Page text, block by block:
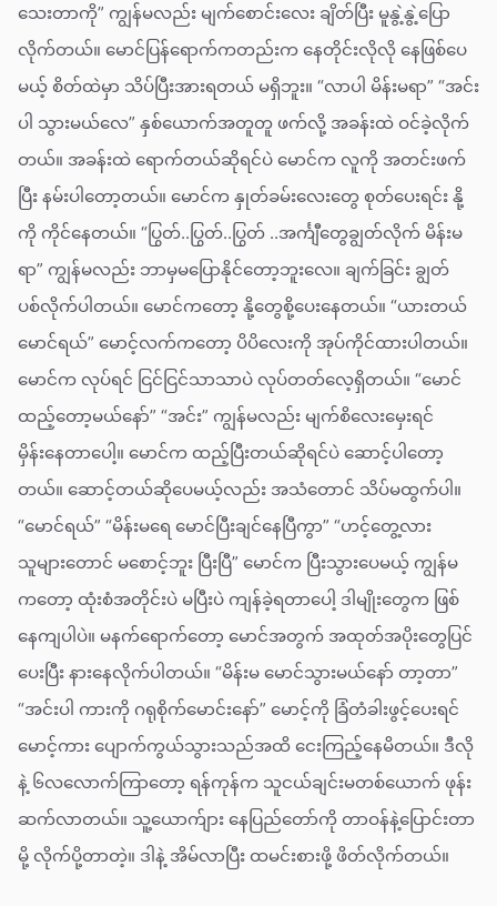
သေးတာကို” ကျွန်မလည်း မျက်စောင်းလေး ချိတ်ပြီး မူနွဲ့နွဲ့ပြော
လိုက်တယ်။ မောင်ပြန်ရောက်ကတည်းက နေတိုင်းလိုလို နေဖြစ်ပေ
မယ့် စိတ်ထဲမှာ သိပ်ပြီးအားရတယ် မရှိဘူး။ “လာပါ မိန်းမရာ” “အင်း
ပါ သွားမယ်လေ” နှစ်ယောက်အတူတူ ဖက်လို့ အခန်းထဲ ဝင်ခဲ့လိုက်
တယ်။ အခန်းထဲ ရောက်တယ်ဆိုရင်ပဲ မောင်က လူကို အတင်းဖက်
ပြီး နမ်းပါတော့တယ်။ မောင်က နှုတ်ခမ်းလေးတွေ စုတ်ပေးရင်း နို့
ကို ကိုင်နေတယ်။ “ပြွတ်..ပြွတ်..ပြွတ် ..အင်္ကျီတွေချွတ်လိုက် မိန်းမ
ရာ” ကျွန်မလည်း ဘာမှမပြောနိုင်တော့ဘူးလေ။ ချက်ခြင်း ချွတ်
ပစ်လိုက်ပါတယ်။ မောင်ကတော့ နို့တွေစို့ပေးနေတယ်။ “ယားတယ်
မောင်ရယ်” မောင့်လက်ကတော့ ပိပိလေးကို အုပ်ကိုင်ထားပါတယ်။
မောင်က လုပ်ရင် ငြင်ငြင်သာသာပဲ လုပ်တတ်လေ့ရှိတယ်။ “မောင်
ထည့်တော့မယ်နော်” “အင်း” ကျွန်မလည်း မျက်စိလေးမှေးရင်
မှိန်းနေတာပေါ့။ မောင်က ထည့်ပြီးတယ်ဆိုရင်ပဲ ဆောင့်ပါတော့
တယ်။ ဆောင့်တယ်ဆိုပေမယ့်လည်း အသံတောင် သိပ်မထွက်ပါ။
“မောင်ရယ်” “မိန်းမရေ မောင်ပြီးချင်နေပြီကွာ” “ဟင့်တွေ့လား
သူများတောင် မစောင့်ဘူး ပြီးပြီ” မောင်က ပြီးသွားပေမယ့် ကျွန်မ
ကတော့ ထုံးစံအတိုင်းပဲ မပြီးပဲ ကျန်ခဲ့ရတာပေါ့ ဒါမျိုးတွေက ဖြစ်
နေကျပါပဲ။ မနက်ရောက်တော့ မောင်အတွက် အထုတ်အပိုးတွေပြင်
ပေးပြီး နားနေလိုက်ပါတယ်။ “မိန်းမ မောင်သွားမယ်နော် တာ့တာ”
“အင်းပါ ကားကို ဂရုစိုက်မောင်းနော်” မောင့်ကို ခြံတံခါးဖွင့်ပေးရင်
မောင့်ကား ပျောက်ကွယ်သွားသည်အထိ ငေးကြည့်နေမိတယ်။ ဒီလို
နဲ့ ၆လ‌လောက်ကြာတော့ ရန်ကုန်က သူငယ်ချင်းမတစ်ယောက် ဖုန်း
ဆက်လာတယ်။ သူ့ယောက်ျား နေပြည်တော်ကို တာဝန်နဲ့ပြောင်းတာ
မို့ လိုက်ပို့တာတဲ့။ ဒါနဲ့ အိမ်လာပြီး ထမင်းစားဖို့ ဖိတ်လိုက်တယ်။